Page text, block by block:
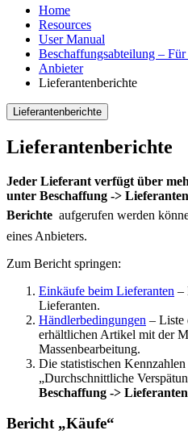
Home
Resources
User Manual
Beschaffungsabteilung –
Anbieter
Lieferantenberichte
Lieferantenberichte
Lieferantenberichte
Jeder Lieferant verfügt über
unter Beschaffung -> Lieferanten
Berichte aufgerufen werden
eines Anbieters.
Zum Bericht springen:
Einkäufe beim Lieferanten –
Lieferanten.
Händlerbedingungen – Liste
erhältlichen Artikel mit der
Massenbearbeitung.
Die statistischen
„Durchschnittliche
Beschaffung -> Lieferanten
Bericht „Käufe“